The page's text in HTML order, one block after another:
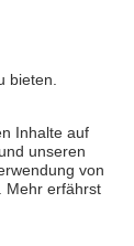
Farben in
Kuscheln
Die
an.
adidas
spannende